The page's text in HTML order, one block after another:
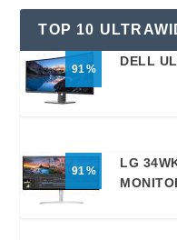
TOP 10
91
DELL
91
LG